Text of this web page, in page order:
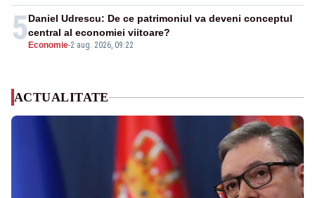
5 Economie-2 aug. 2026, 09:22
Daniel Udrescu: De ce patrimoniul va deveni conceptul
central al economiei viitoare?
ACTUALITATE